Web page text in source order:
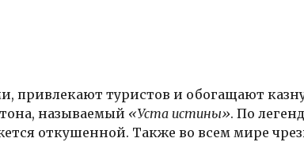
привлекают туристов и обогащают
называемый «Уста истины». По
откушенной. Также во всем мире